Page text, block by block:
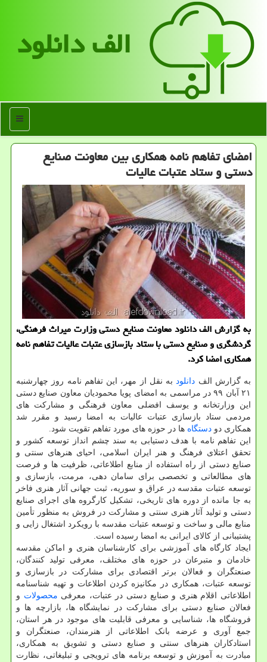
الف دانلود
منو
امضای تفاهم نامه همكاری بین معاونت صنایع
دستی و ستاد عتبات عالیات
به گزارش الف دانلود معاونت صنایع دستی وزارت میراث فرهنگی،
گردشگری و صنایع دستی با ستاد بازسازی عتبات عالیات تفاهم نامه
همكاری امضا كرد.
به گزارش الف دانلودبه نقل از مهر، این تفاهم نامه روز چهارشنبه
۲۱ آبان ۹۹ در مراسمی به امضای پویا محمودیان معاون صنایع دستی
این وزارتخانه و یوسف افضلی معاون فرهنگی و مشارکت های
مردمی ستاد بازسازی عتبات عالیات به امضا رسید و مقرر شد
همکاری دو دستگاه ها در حوزه های مورد تفاهم تقویت شود.
این تفاهم نامه با هدف دستیابی به سند چشم انداز توسعه کشور و
تحقق اعتلای فرهنگ و هنر ایران اسلامی، احیای هنرهای سنتی و
صنایع دستی از راه استفاده از منابع اطلاعاتی، ظرفیت ها و فرصت
های مطالعاتی و تخصصی برای سامان دهی، مرمت، بازسازی و
توسعه عتبات مقدسه در عراق و سوریه، ثبت جهانی آثار هنری فاخر
به جا مانده از دوره های تاریخی، تشکیل کارگروه های اجرای صنایع
دستی و تولید آثار هنری سنتی و مشارکت در فروش به منظور تأمین
منابع مالی و ساخت و توسعه عتبات مقدسه با رویکرد اشتغال زایی و
پشتیبانی از کالای ایرانی به امضا رسیده است.
ایجاد کارگاه های آموزشی برای کارشناسان هنری و اماکن مقدسه
خادمان و متبرعان در حوزه های مختلف، معرفی تولید کنندگان،
صنعتگران و فعالان برتر اقتصادی برای مشارکت در بازسازی و
توسعه عتبات، همکاری در مکانیزه کردن اطلاعات و تهیه شناسنامه
اطلاعاتی اقلام هنری و صنایع دستی در عتبات، معرفی محصولات و
فعالان صنایع دستی برای مشارکت در نمایشگاه ها، بازارچه ها و
فروشگاه ها، شناسایی و معرفی قابلیت های موجود در هر استان،
جمع آوری و عرضه بانک اطلاعاتی از هنرمندان، صنعتگران و
استادکاران هنرهای سنتی و صنایع دستی و تشویق به همکاری،
مبادرت به آموزش و توسعه برنامه های ترویجی و تبلیغاتی، نظارت